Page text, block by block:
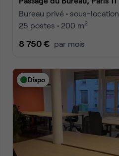
Bureau privé • sous-location
25 postes • 200 m2
8 750 € par mois
Dispo